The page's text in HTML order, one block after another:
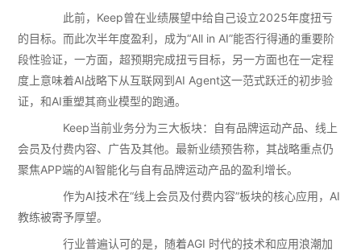
此前，Keep曾在业绩展望中给自己设立2025年度扭亏
的目标。而此次半年度盈利，成为“All in AI”能否行得通的重要阶
段性验证，一方面，超预期完成扭亏目标，另一方面也在一定程
度上意味着AI战略下从互联网到AI Agent这一范式跃迁的初步验
证，和AI重塑其商业模型的跑通。
Keep当前业务分为三大板块：自有品牌运动产品、线上
会员及付费内容、广告及其他。最新业绩预告称，其战略重点仍
聚焦APP端的AI智能化与自有品牌运动产品的盈利增长。
作为AI技术在“线上会员及付费内容”板块的核心应用，AI
教练被寄予厚望。
行业普遍认可的是，随着AGI 时代的技术和应用浪潮加